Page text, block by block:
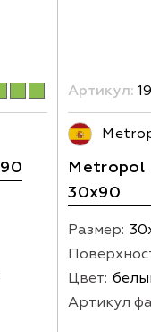
Артикул:
Metropol
30x90
Размер:
Цвет:
Артикул